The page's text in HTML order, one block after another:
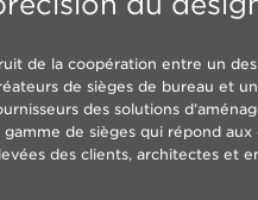
de la coopération entre un
de sièges de bureau et
des solutions
gamme de sièges qui répond aux
des clients, architectes et